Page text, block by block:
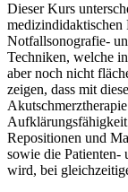
Dieser Kurs
medizindidaktischen
Notfallsonografie-
Techniken, welche
aber noch nicht
zeigen, dass mit
Repositionen und
sowie die Patienten-
wird, bei